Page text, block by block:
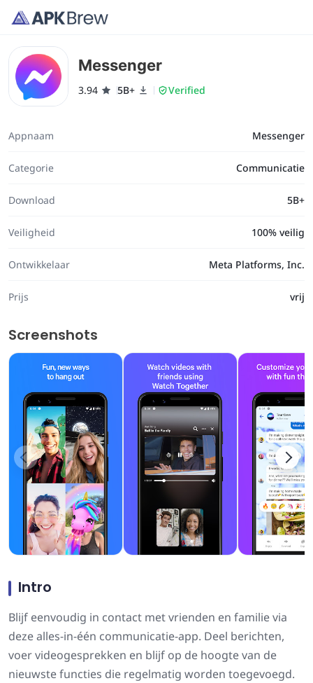
Messenger
3.94 5B+ Verified
Appnaam Messenger
Categorie Communicatie
Download 5B+
Veiligheid 100% veilig
Ontwikkelaar Meta Platforms, Inc.
Prijs vrij
Screenshots
Intro
Blijf eenvoudig in contact met vrienden en familie via
deze alles-in-één communicatie-app. Deel berichten,
voer videogesprekken en blijf op de hoogte van de
nieuwste functies die regelmatig worden toegevoegd.